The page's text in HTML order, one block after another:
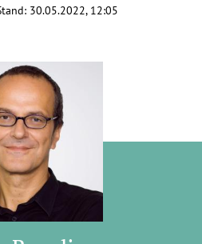
30.05.2022, 12:05